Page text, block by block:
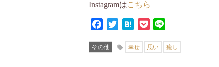
Instagramはこちら
FacebookTwitterHatenaPocket
その他 幸せ 思い 癒し